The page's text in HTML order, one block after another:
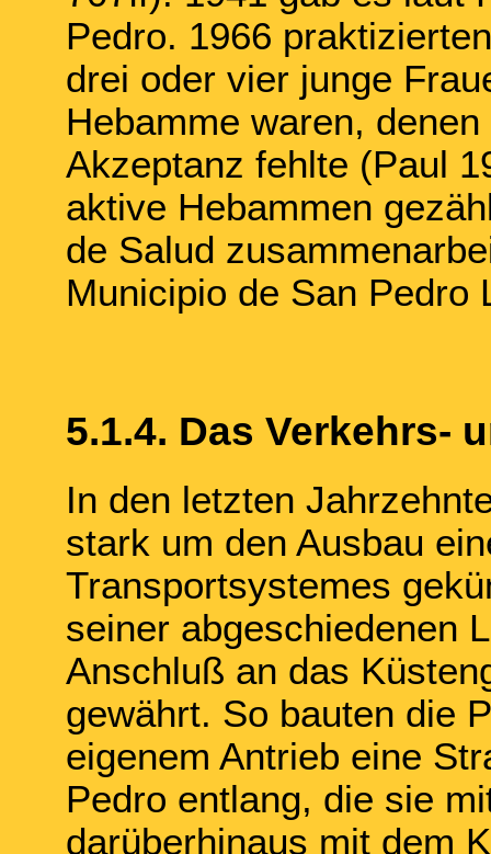
Pedro. 1966
drei oder vier junge
Hebamme waren,
Akzeptanz fehlte (Paul
aktive Hebammen
de Salud
Municipio de San Pedro
5.1.4. Das Verkehrs-
In den letzten
stark um den Ausbau
Transportsystemes
seiner abgeschiedenen
Anschluß an das
gewährt. So bauten die
eigenem Antrieb eine
Pedro entlang, die sie
darüberhinaus mit dem